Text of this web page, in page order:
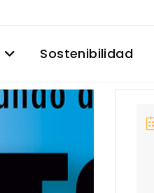
Sostenibilidad